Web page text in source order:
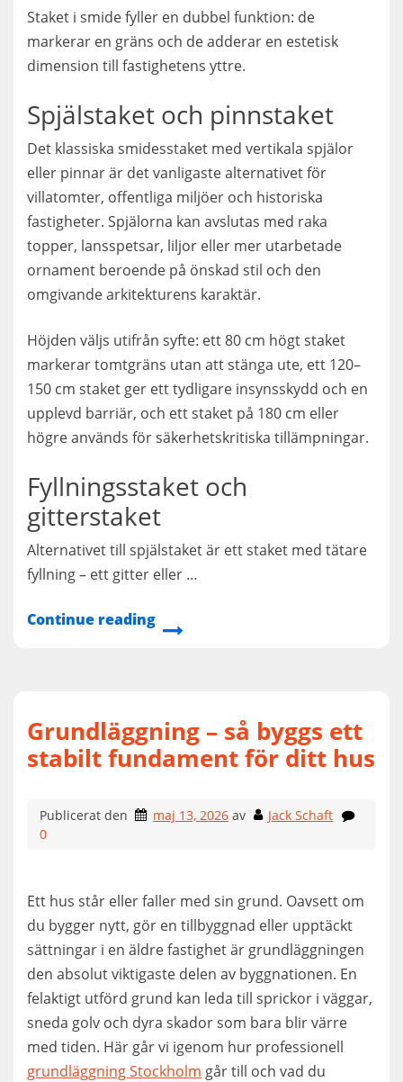
Staket i smide fyller en dubbel funktion: de
markerar en gräns och de adderar en estetisk
dimension till fastighetens yttre.
Spjälstaket och pinnstaket
Det klassiska smidesstaket med vertikala spjälor
eller pinnar är det vanligaste alternativet för
villatomter, offentliga miljöer och historiska
fastigheter. Spjälorna kan avslutas med raka
topper, lansspetsar, liljor eller mer utarbetade
ornament beroende på önskad stil och den
omgivande arkitekturens karaktär.
Höjden väljs utifrån syfte: ett 80 cm högt staket
markerar tomtgräns utan att stänga ute, ett 120–
150 cm staket ger ett tydligare insynsskydd och en
upplevd barriär, och ett staket på 180 cm eller
högre används för säkerhetskritiska tillämpningar.
Fyllningsstaket och
gitterstaket
Alternativet till spjälstaket är ett staket med tätare
fyllning – ett gitter eller …
Continue reading
Grundläggning – så byggs ett
stabilt fundament för ditt hus
Publicerat den maj 13, 2026 av
Jack Schaft
0
Ett hus står eller faller med sin grund. Oavsett om
du bygger nytt, gör en tillbyggnad eller upptäckt
sättningar i en äldre fastighet är grundläggningen
den absolut viktigaste delen av byggnationen. En
felaktigt utförd grund kan leda till sprickor i väggar,
sneda golv och dyra skador som bara blir värre
med tiden. Här går vi igenom hur professionell
grundläggning Stockholm går till och vad du